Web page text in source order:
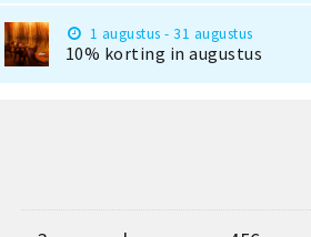
1 augustus - 31 augustus
10% korting in augustus